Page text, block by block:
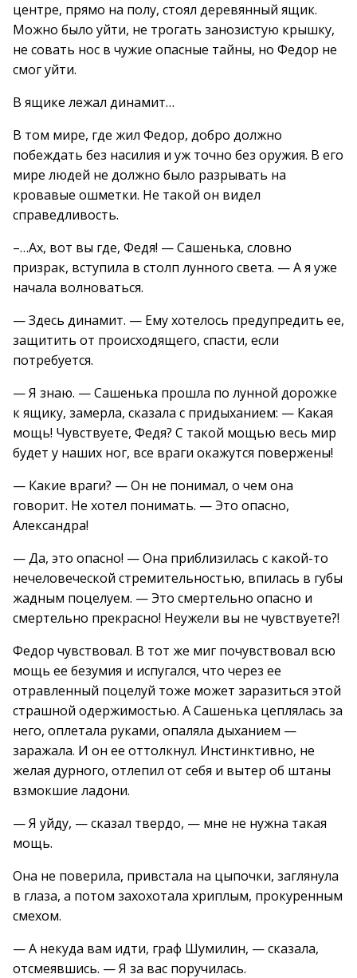
центре, прямо на полу, стоял деревянный ящик.
Можно было уйти, не трогать занозистую крышку,
не совать нос в чужие опасные тайны, но Федор не
смог уйти.
В ящике лежал динамит…
В том мире, где жил Федор, добро должно
побеждать без насилия и уж точно без оружия. В его
мире людей не должно было разрывать на
кровавые ошметки. Не такой он видел
справедливость.
–…Ах, вот вы где, Федя! — Сашенька, словно
призрак, вступила в столп лунного света. — А я уже
начала волноваться.
— Здесь динамит. — Ему хотелось предупредить ее,
защитить от происходящего, спасти, если
потребуется.
— Я знаю. — Сашенька прошла по лунной дорожке
к ящику, замерла, сказала с придыханием: — Какая
мощь! Чувствуете, Федя? С такой мощью весь мир
будет у наших ног, все враги окажутся повержены!
— Какие враги? — Он не понимал, о чем она
говорит. Не хотел понимать. — Это опасно,
Александра!
— Да, это опасно! — Она приблизилась с какой-то
нечеловеческой стремительностью, впилась в губы
жадным поцелуем. — Это смертельно опасно и
смертельно прекрасно! Неужели вы не чувствуете?!
Федор чувствовал. В тот же миг почувствовал всю
мощь ее безумия и испугался, что через ее
отравленный поцелуй тоже может заразиться этой
страшной одержимостью. А Сашенька цеплялась за
него, оплетала руками, опаляла дыханием —
заражала. И он ее оттолкнул. Инстинктивно, не
желая дурного, отлепил от себя и вытер об штаны
взмокшие ладони.
— Я уйду, — сказал твердо, — мне не нужна такая
мощь.
Она не поверила, привстала на цыпочки, заглянула
в глаза, а потом захохотала хриплым, прокуренным
смехом.
— А некуда вам идти, граф Шумилин, — сказала,
отсмеявшись. — Я за вас поручилась.